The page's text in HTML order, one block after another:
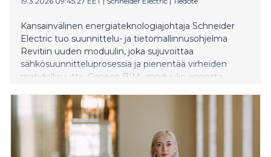
Kansainvälinen energiateknologiajohtaja Schneider
Electric tuo suunnittelu- ja tietomallinnusohjelma
Revitiin uuden moduulin, joka sujuvoittaa
sähkösuunnitteluprosessia ja pienentää virheiden
mahdollisuutta. Caneco BIM -moduulin ansiosta
3D-mallinnuksen että kaikki tarvittavat laskennat.